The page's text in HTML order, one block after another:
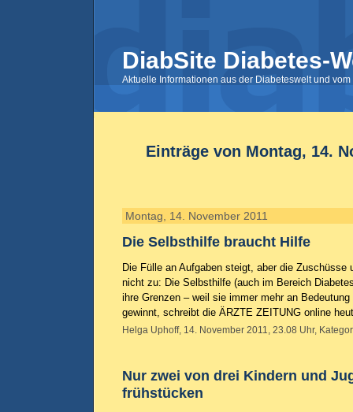
DiabSite Diabetes-
Aktuelle Informationen aus der Diabeteswelt und
Einträge von Montag, 14.
Montag, 14. November 2011
Die Selbsthilfe braucht Hilfe
Die Fülle an Aufgaben steigt, aber die Zuschüsse
nicht zu: Die Selbsthilfe (auch im Bereich
ihre Grenzen – weil sie immer mehr an
gewinnt, schreibt die ÄRZTE ZEITUNG online
Helga Uphoff, 14. November 2011, 23.08 Uhr,
Nur zwei von drei Kindern und
frühstücken